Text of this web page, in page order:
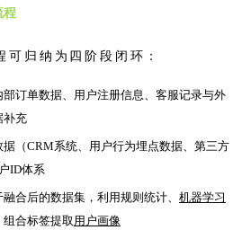
程
可归纳为四阶段闭环：
部订单数据、用户注册信息、客服记录与外
补充
据（CRM系统、用户行为埋点数据、第三方
ID体系
融合后的数据集，利用规则统计、 机器学习
合标签提取用户画像